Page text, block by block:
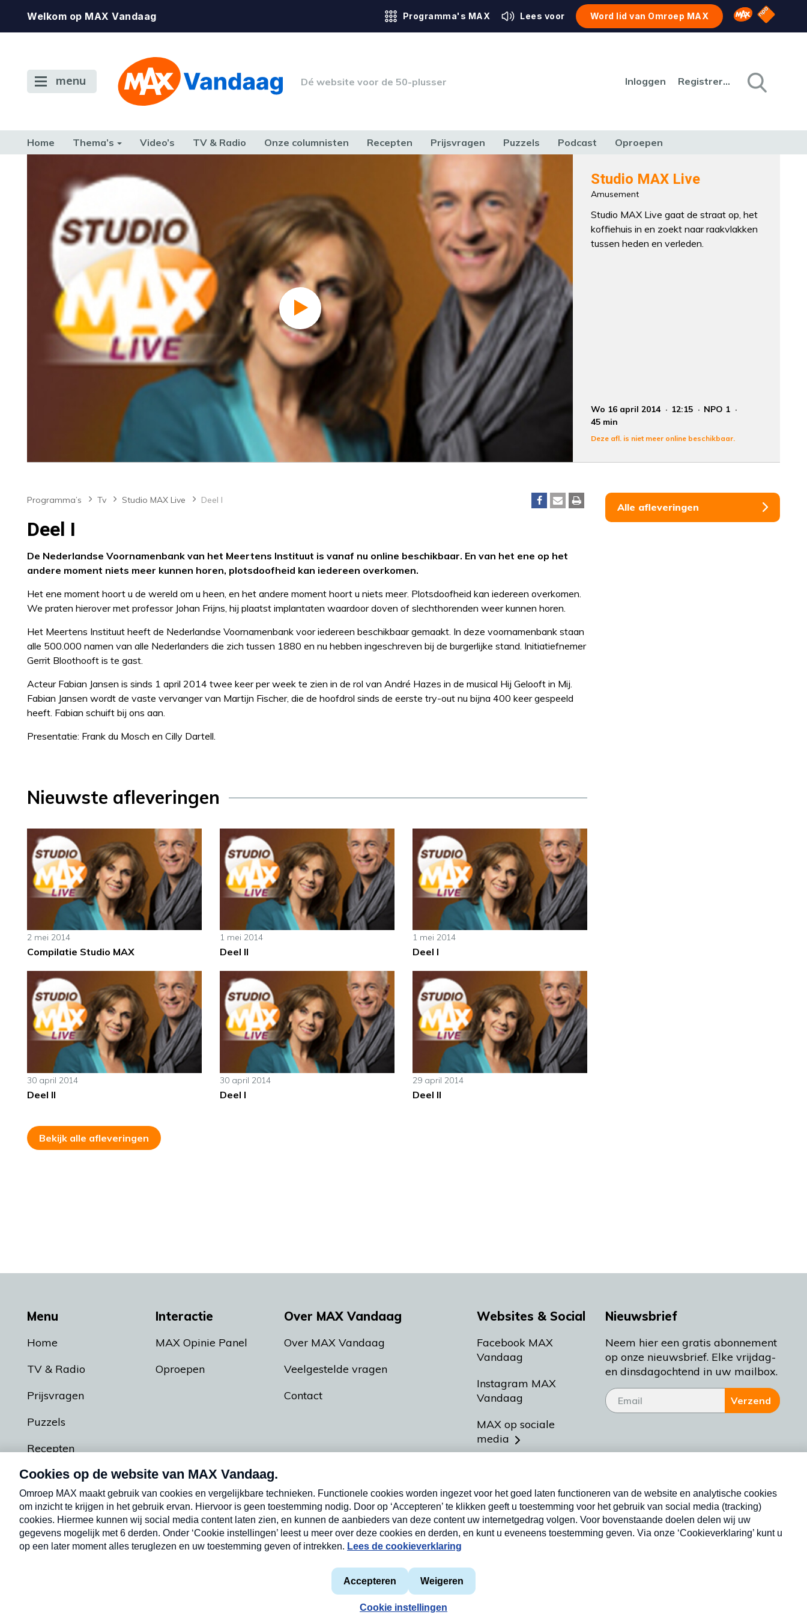
Welkom op MAX Vandaag Programma's MAX Lees voor Word lid van Omroep MAX Omroep MAX
NPO
menu Dé website voor de 50-plusser Inloggen Registreren
Home Thema’s Video’s TV & Radio Onze columnisten Recepten Prijsvragen Puzzels Podcast Oproepen
TERUG NAAR TOEN Studio MAX Live
Amusement
Studio MAX Live gaat de straat op, het
koffiehuis in en zoekt naar raakvlakken
tussen heden en verleden.
Wo 16 april 2014 12:15
NPO 1
45 min
Deze afl. is niet meer online beschikbaar.
Programma’s Tv Studio MAX Live Deel I
Deel I
De Nederlandse Voornamenbank van het Meertens Instituut is vanaf nu online beschikbaar. En van het ene op het
andere moment niets meer kunnen horen, plotsdoofheid kan iedereen overkomen.
Het ene moment hoort u de wereld om u heen, en het andere moment hoort u niets meer. Plotsdoofheid kan iedereen overkomen.
We praten hierover met professor Johan Frijns, hij plaatst implantaten waardoor doven of slechthorenden weer kunnen horen.
Het Meertens Instituut heeft de Nederlandse Voornamenbank voor iedereen beschikbaar gemaakt. In deze voornamenbank staan
alle 500.000 namen van alle Nederlanders die zich tussen 1880 en nu hebben ingeschreven bij de burgerlijke stand. Initiatiefnemer
Gerrit Bloothooft is te gast.
Acteur Fabian Jansen is sinds 1 april 2014 twee keer per week te zien in de rol van André Hazes in de musical Hij Gelooft in Mij.
Fabian Jansen wordt de vaste vervanger van Martijn Fischer, die de hoofdrol sinds de eerste try-out nu bijna 400 keer gespeeld
heeft. Fabian schuift bij ons aan.
Presentatie: Frank du Mosch en Cilly Dartell.
Nieuwste afleveringen
2 mei 2014
Compilatie Studio MAX
1 mei 2014
Deel II
1 mei 2014
Deel I
30 april 2014
Deel II
30 april 2014
Deel I
29 april 2014
Deel II
Bekijk alle afleveringen
Alle afleveringen
Menu
Home
TV & Radio
Prijsvragen
Puzzels
Recepten
Podcasts
Interactie
MAX Opinie Panel
Oproepen
Over MAX Vandaag
Over MAX Vandaag
Veelgestelde vragen
Contact
Websites & Social
Facebook MAX
Vandaag
Instagram MAX
Vandaag
MAX op sociale
media
Meldpunt Actueel
Heel Holland Bakt
Nieuwsbrief
Neem hier een gratis abonnement
op onze nieuwsbrief. Elke vrijdag-
en dinsdagochtend in uw mailbox.
Verzend
Privacyverklaring
Cookieverklaring
Nieuwsbrief
Neem hier een gratis abonnement op onze